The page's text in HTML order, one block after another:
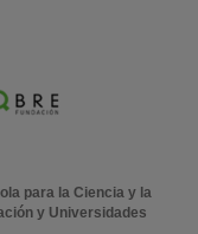
para la Ciencia y la
y Universidades